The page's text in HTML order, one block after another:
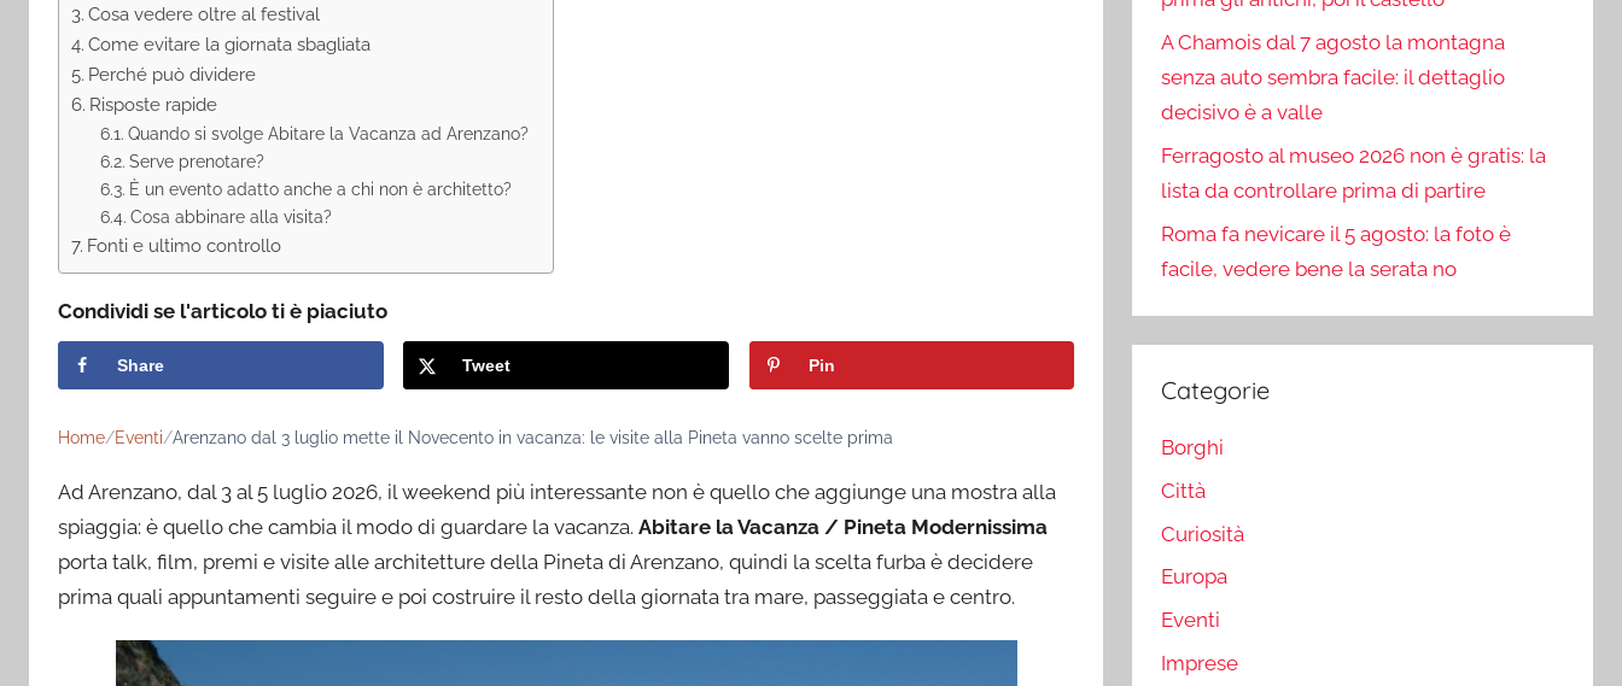
Cosa vedere oltre al festival
Come evitare la giornata sbagliata
Perché può dividere
Risposte rapide
Quando si svolge Abitare la Vacanza ad Arenzano?
Serve prenotare?
È un evento adatto anche a chi non è architetto?
Cosa abbinare alla visita?
Fonti e ultimo controllo
Condividi se l'articolo ti è piaciuto
Share Tweet Pin
Home Eventi Arenzano dal 3 luglio mette il Novecento in vacanza: le visite alla Pineta vanno scelte prima
Ad Arenzano, dal 3 al 5 luglio 2026, il weekend più interessante non è quello che aggiunge una mostra alla
spiaggia: è quello che cambia il modo di guardare la vacanza. Abitare la Vacanza / Pineta Modernissima
porta talk, film, premi e visite alle architetture della Pineta di Arenzano, quindi la scelta furba è decidere
prima quali appuntamenti seguire e poi costruire il resto della giornata tra mare, passeggiata e centro.
A Chamois dal 7 agosto la montagna
senza auto sembra facile: il dettaglio
decisivo è a valle
Ferragosto al museo 2026 non è gratis: la
lista da controllare prima di partire
Roma fa nevicare il 5 agosto: la foto è
facile, vedere bene la serata no
Categorie
Borghi
Città
Curiosità
Europa
Eventi
Imprese